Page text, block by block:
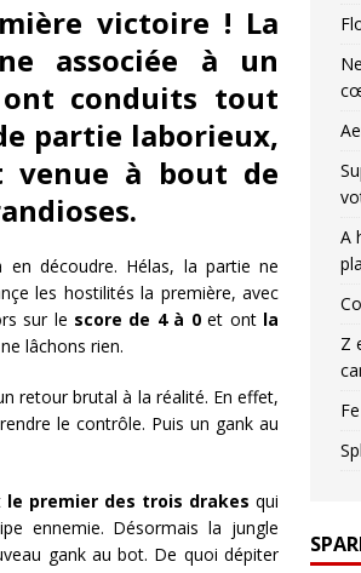
victoire ! La
associée à un
ont conduits tout
partie laborieux,
venue à bout de
en découdre. Hélas, la partie ne
les hostilités la première, avec
sur le score de 4 à 0et ont la
lâchons rien.
retour brutal à la réalité. En effet,
le contrôle. Puis un gank au
le premier des trois drakes qui
ennemie. Désormais la jungle
gank au bot. De quoi dépiter
A
Z